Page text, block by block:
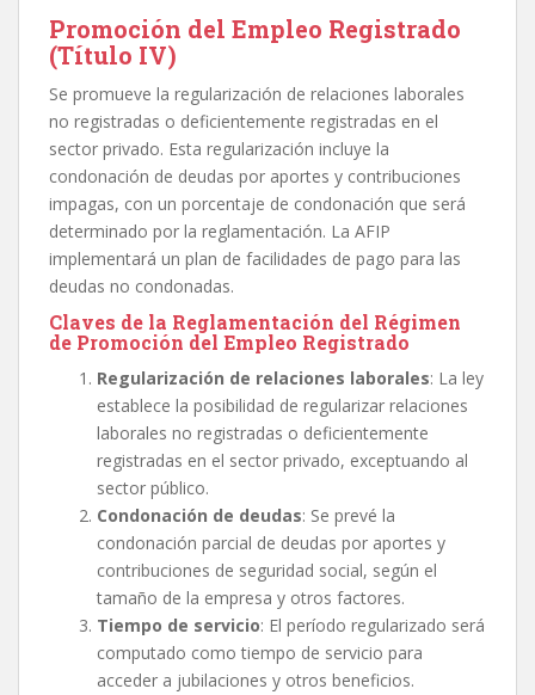
Promoción del Empleo Registrado
(Título IV)
Se promueve la regularización de relaciones laborales
no registradas o deficientemente registradas en el
sector privado. Esta regularización incluye la
condonación de deudas por aportes y contribuciones
impagas, con un porcentaje de condonación que será
determinado por la reglamentación. La AFIP
implementará un plan de facilidades de pago para las
deudas no condonadas.
Claves de la Reglamentación del Régimen
de Promoción del Empleo Registrado
Regularización de relaciones laborales: La ley
establece la posibilidad de regularizar relaciones
laborales no registradas o deficientemente
registradas en el sector privado, exceptuando al
sector público.
Condonación de deudas: Se prevé la
condonación parcial de deudas por aportes y
contribuciones de seguridad social, según el
tamaño de la empresa y otros factores.
Tiempo de servicio: El período regularizado será
computado como tiempo de servicio para
acceder a jubilaciones y otros beneficios​.